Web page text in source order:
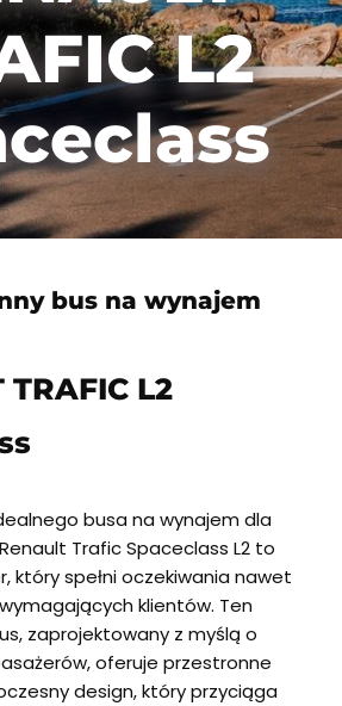
L2
bus na wynajem
TRAFIC L2
busa na wynajem dla
Trafic Spaceclass L2 to
który spełni oczekiwania nawet
klientów. Ten
zaprojektowany z myślą o
oferuje przestronne
design, który przyciąga